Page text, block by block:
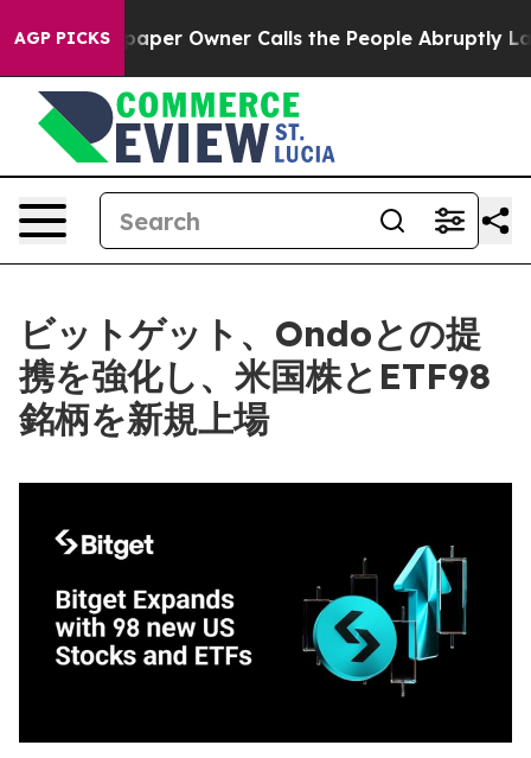
AGP PICKS
Newspaper Owner Calls the People Abruptly Laid
ビットゲット、Ondoとの提
携を強化し、米国株とETF98
銘柄を新規上場